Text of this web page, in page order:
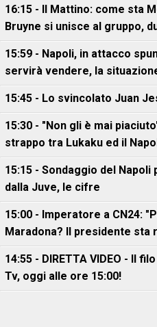
16:15 - Il Mattino: come sta
Bruyne si unisce al gruppo,
15:59 - Napoli, in attacco
servirà vendere, la
15:45 - Lo svincolato Juan
15:30 - "Non gli è mai
strappo tra Lukaku ed il
15:15 - Sondaggio del
dalla Juve, le cifre
15:00 - Imperatore a CN24:
Maradona? Il presidente sta
14:55 - DIRETTA VIDEO - Il
Tv, oggi alle ore 15:00!